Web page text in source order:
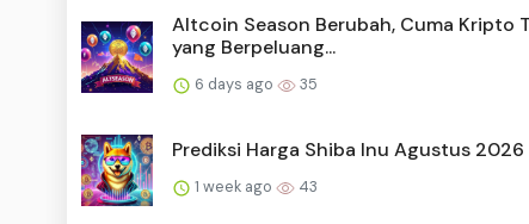
Altcoin Season Berubah, Cuma Kripto
yang Berpeluang...
6 days ago 35
Prediksi Harga Shiba Inu Agustus 2026
1 week ago 43